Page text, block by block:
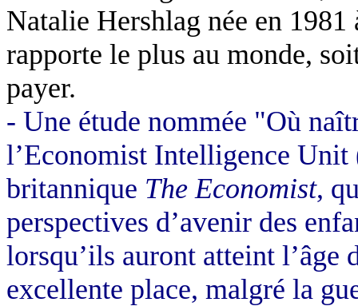
Natalie Hershlag née en
rapporte le plus au monde,
payer.
- Une étude nommée "Où
l’Economist Intelligence Unit
britannique The Economist,
perspectives d’avenir des
lorsqu’ils auront atteint l’âge
excellente place, malgré la